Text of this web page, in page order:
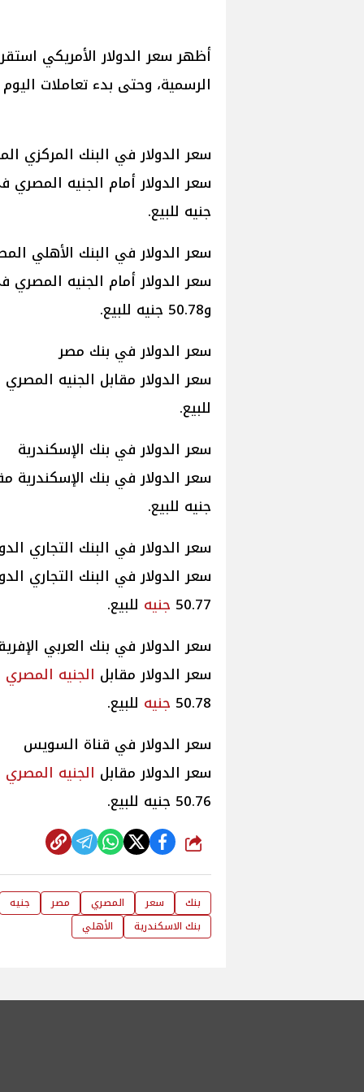
أظهر سعر الدولار الأمريكي
الرسمية، وحتى بدء تعاملات اليوم
سعر الدولار في البنك المركزي
جنيه للبيع.
سعر الدولار في البنك الأهلي
و50.78 جنيه للبيع.
سعر الدولار في بنك مصر
للبيع.
سعر الدولار في بنك الإسكندرية
جنيه للبيع.
سعر الدولار في البنك التجاري
سعر الدولار في البنك التجاري
50.77 جنيه للبيع.
سعر الدولار في بنك العربي
سعر الدولار مقابل الجنيه المصري
50.78 جنيه للبيع.
سعر الدولار في قناة السويس
سعر الدولار مقابل الجنيه المصري
50.76 جنيه للبيع.
شارك
بنك سعر المصري مصر
جنيه
بنك الاسكندرية
الأهلي